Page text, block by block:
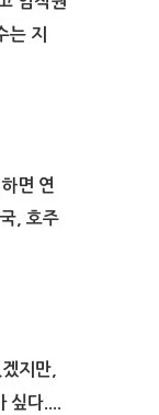
는 지
면 연
, 호주
지만,
다....